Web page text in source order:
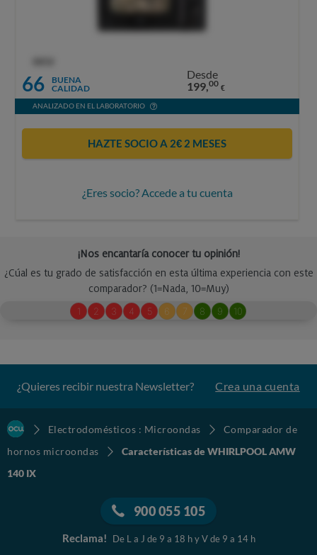
66
BUENA
CALIDAD
Desde
199,00 €
ANALIZADO EN EL LABORATORIO
HAZTE SOCIO A 2€ 2 MESES
¿Eres socio? Accede a tu cuenta
¿Quieres recibir nuestra Newsletter? Crea una cuenta
Electrodomésticos : Microondas
Comparador de
hornos microondas
Características de WHIRLPOOL AMW
140 IX
900 055 105
Reclama! De L a J de 9 a 18 h y V de 9 a 14 h